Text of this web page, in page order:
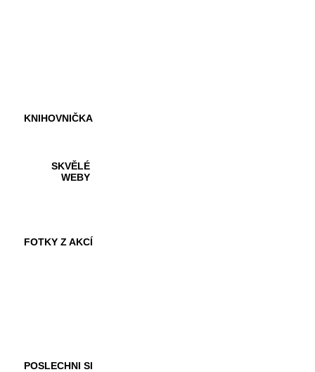
KNIHOVNIČKA
SKVĚLÉ
WEBY
FOTKY Z AKCÍ
POSLECHNI SI